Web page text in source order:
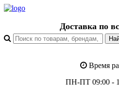
Доставка по
Время
ПН-ПТ 09:00 -